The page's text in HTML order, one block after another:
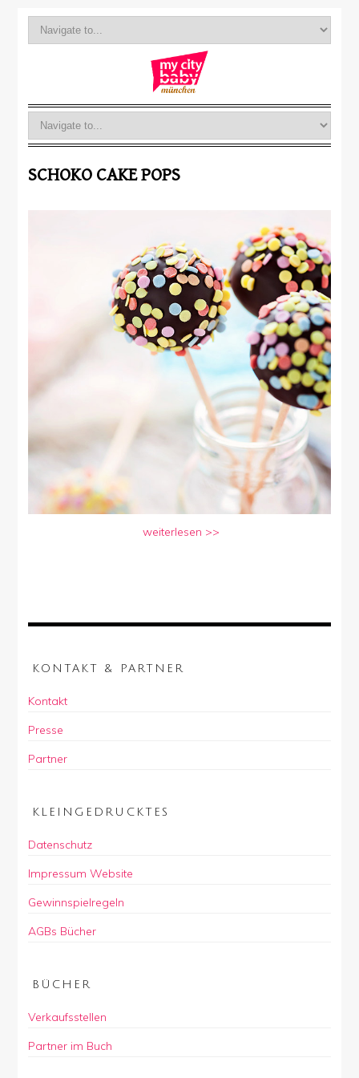
SCHOKO CAKE POPS
weiterlesen >>
KONTAKT & PARTNER
Kontakt
Presse
Partner
KLEINGEDRUCKTES
Datenschutz
Impressum Website
Gewinnspielregeln
AGBs Bücher
BÜCHER
Verkaufsstellen
Partner im Buch